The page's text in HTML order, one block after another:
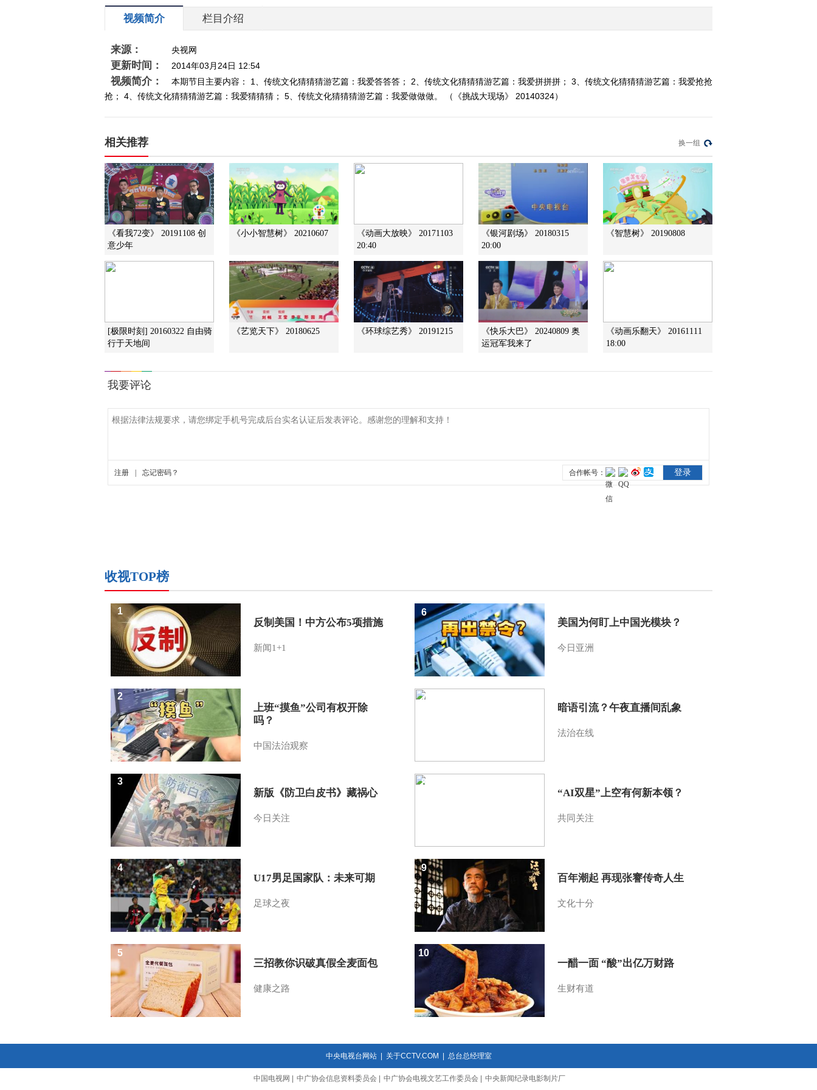
2013-11-18 18:25:14
《挑战大现场》
2013-10-28 08:17:07
《芝麻开门》 20131021
17：15
2013-10-21 19:09:07
07:00
《芝麻开门》 20131014
07:00
07:00
2013-10-14 09:26:13
2013-09-02 20:42:36
《芝麻开门》 20130819
爬行动物的秘密
2013-07-22 08:10:43
视频简介 栏目介绍
来源： 央视网
更新时间： 2014年03月24日 12:54
视频简介：
本期节目主要内容： 1、传统文化猜猜猜游艺篇：我爱答答答； 2、传统文化猜猜猜游艺篇：我爱拼拼拼； 3、传统文化猜猜猜游艺篇：我爱抢抢
抢； 4、传统文化猜猜猜游艺篇：我爱猜猜猜； 5、传统文化猜猜猜游艺篇：我爱做做做。 （《挑战大现场》 20140324）
相关推荐 换一组
《看我72变》 20191108 创
意少年
《小小智慧树》 20210607
《动画大放映》 20171103
20:40
《银河剧场》 20180315
20:00
《智慧树》 20190808
[极限时刻] 20160322 自由骑
行于天地间
《艺览天下》 20180625 《环球综艺秀》 20191215
《快乐大巴》 20240809 奥
运冠军我来了
《动画乐翻天》 20161111
18:00
收视TOP榜
反制美国！中方公布5项措施
新闻1+1
1
上班“摸鱼”公司有权开除
吗？
中国法治观察
2
新版《防卫白皮书》藏祸心
今日关注
3
U17男足国家队：未来可期
足球之夜
4
三招教你识破真假全麦面包
健康之路
5
美国为何盯上中国光模块？
今日亚洲
6
暗语引流？午夜直播间乱象
法治在线
7
“AI双星”上空有何新本领？
共同关注
8
百年潮起 再现张謇传奇人生
文化十分
9
一醋一面 “酸”出亿万财路
生财有道
10
中央电视台网站| 关于CCTV.COM 总台总经理室
中国电视网 中广协会信息资料委员会 中广协会电视文艺工作委员会 中央新闻纪录电影制片厂